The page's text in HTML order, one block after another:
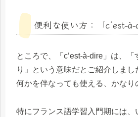
便利な使い方：「c’est-à-
ところで、「c’est-à-dire」は、「
り」という意味だとご紹介しまし
何かを伴なっても使える、かなり
特にフランス語学習入門期には、